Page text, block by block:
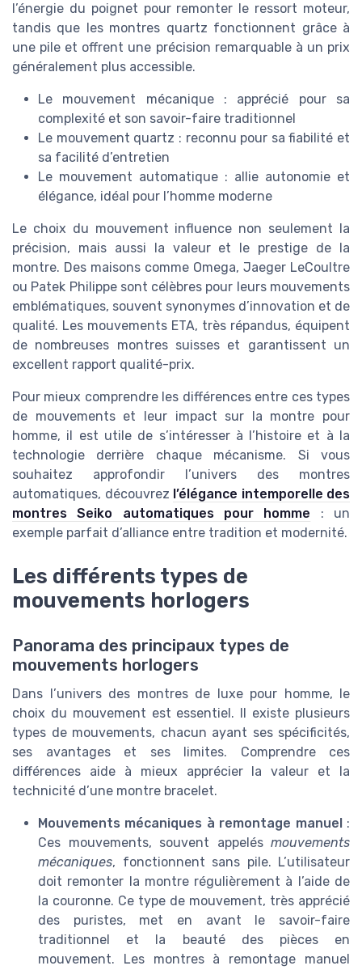
l’énergie du poignet pour remonter le ressort moteur,
tandis que les montres quartz fonctionnent grâce à
une pile et offrent une précision remarquable à un prix
généralement plus accessible.
Le mouvement mécanique : apprécié pour sa
complexité et son savoir-faire traditionnel
Le mouvement quartz : reconnu pour sa fiabilité et
sa facilité d’entretien
Le mouvement automatique : allie autonomie et
élégance, idéal pour l’homme moderne
Le choix du mouvement influence non seulement la
précision, mais aussi la valeur et le prestige de la
montre. Des maisons comme Omega, Jaeger LeCoultre
ou Patek Philippe sont célèbres pour leurs mouvements
emblématiques, souvent synonymes d’innovation et de
qualité. Les mouvements ETA, très répandus, équipent
de nombreuses montres suisses et garantissent un
excellent rapport qualité-prix.
Pour mieux comprendre les différences entre ces types
de mouvements et leur impact sur la montre pour
homme, il est utile de s’intéresser à l’histoire et à la
technologie derrière chaque mécanisme. Si vous
souhaitez approfondir l’univers des montres
automatiques, découvrez l’élégance intemporelle des
montres Seiko automatiques pour homme : un
exemple parfait d’alliance entre tradition et modernité.
Les différents types de
mouvements horlogers
Panorama des principaux types de
mouvements horlogers
Dans l’univers des montres de luxe pour homme, le
choix du mouvement est essentiel. Il existe plusieurs
types de mouvements, chacun ayant ses spécificités,
ses avantages et ses limites. Comprendre ces
différences aide à mieux apprécier la valeur et la
technicité d’une montre bracelet.
Mouvements mécaniques à remontage manuel :
Ces mouvements, souvent appelés mouvements
mécaniques, fonctionnent sans pile. L’utilisateur
doit remonter la montre régulièrement à l’aide de
la couronne. Ce type de mouvement, très apprécié
des puristes, met en avant le savoir-faire
traditionnel et la beauté des pièces en
mouvement. Les montres à remontage manuel